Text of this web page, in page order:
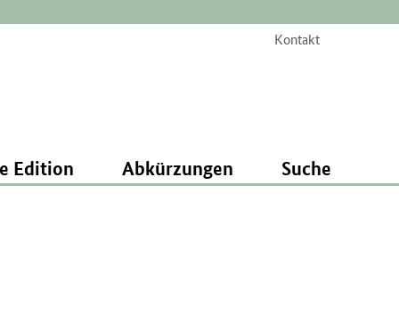
Kontakt
Edition Abkürzungen Suche